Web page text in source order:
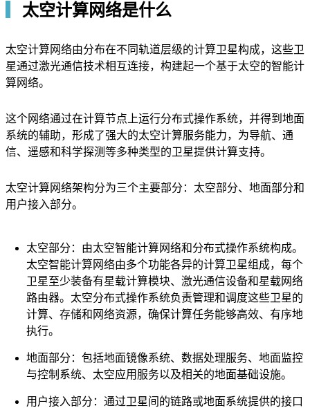
太空计算网络是什么
太空计算网络由分布在不同轨道层级的计算卫星构成，这些卫
星通过激光通信技术相互连接，构建起一个基于太空的智能计
算网络。
这个网络通过在计算节点上运行分布式操作系统，并得到地面
系统的辅助，形成了强大的太空计算服务能力，为导航、通
信、遥感和科学探测等多种类型的卫星提供计算支持。
太空计算网络架构分为三个主要部分：太空部分、地面部分和
用户接入部分。
太空部分：由太空智能计算网络和分布式操作系统构成。
太空智能计算网络由多个功能各异的计算卫星组成，每个
卫星至少装备有星载计算模块、激光通信设备和星载网络
路由器。太空分布式操作系统负责管理和调度这些卫星的
计算、存储和网络资源，确保计算任务能够高效、有序地
执行。
地面部分：包括地面镜像系统、数据处理服务、地面监控
与控制系统、太空应用服务以及相关的地面基础设施。
用户接入部分：通过卫星间的链路或地面系统提供的接口